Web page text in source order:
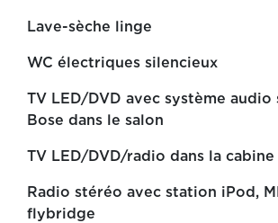
Lave-sèche linge
WC électriques silencieux
TV LED/DVD avec système audio
Bose dans le salon
TV LED/DVD/radio dans la
Radio stéréo avec station iPod,
flybridge